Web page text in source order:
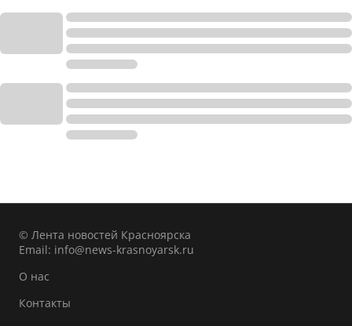
© Лента новостей Красноярска
Email: info@news-krasnoyarsk.ru
О нас
Контакты